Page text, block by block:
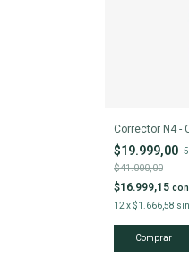
Corrector N4 -
$19.999,00 -
$41.000,00
$16.999,15 con
12x$1.666,58